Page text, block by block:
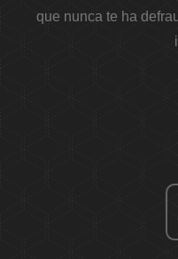
que nunca te ha